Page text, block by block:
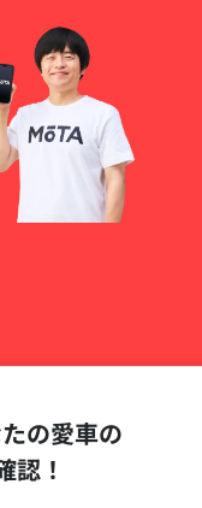
の愛車の
認！